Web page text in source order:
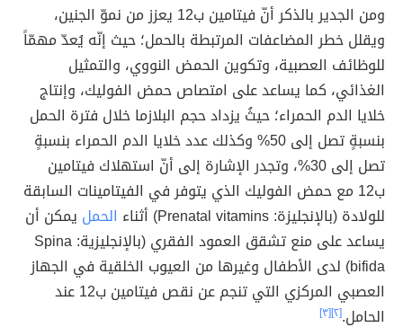
ومن الجدير بالذكر أنّ فيتامين ب12 يعزز من نموّ الجنين،
ويقلل خطر المضاعفات المرتبطة بالحمل؛ حيث إنّه يُعدّ مهمّاً
للوظائف العصبية، وتكوين الحمض النووي، والتمثيل
الغذائي، كما يساعد على امتصاص حمض الفوليك، وإنتاج
خلايا الدم الحمراء؛ حيثُ يزداد حجم البلازما خلال فترة الحمل
بنسبةٍ تصل إلى 50% وكذلك عدد خلايا الدم الحمراء بنسبةٍ
تصل إلى 30%، وتجدر الإشارة إلى أنّ استهلاك فيتامين
ب12 مع حمض الفوليك الذي يتوفر في الفيتامينات السابقة
للولادة (بالإنجليزة: Prenatal vitamins) أثناء
الحمل يمكن أن
يساعد على منع تشقق العمود الفقري (بالإنجليزية: Spina
bifida) لدى الأطفال وغيرها من العيوب الخلقية في الجهاز
العصبي المركزي التي تنجم عن نقص فيتامين ب12 عند
الحامل.[٢] [٣]